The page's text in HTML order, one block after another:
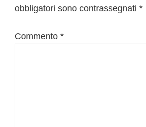
obbligatori sono contrassegnati *
Commento *